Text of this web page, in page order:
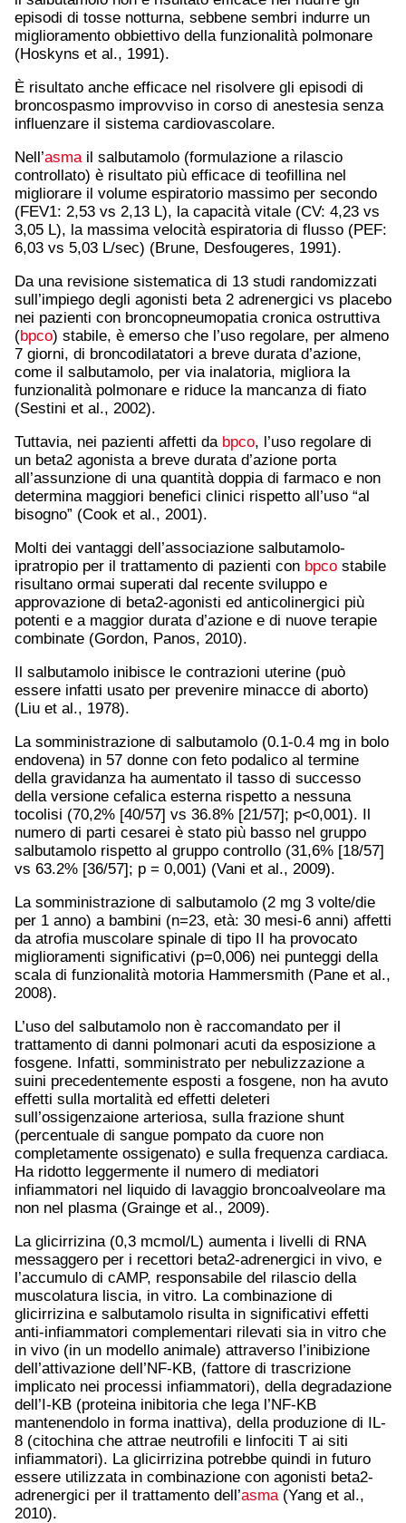
episodi di tosse notturna, sebbene sembri indurre un
miglioramento obbiettivo della funzionalità polmonare
(Hoskyns et al., 1991).
È risultato anche efficace nel risolvere gli episodi di
broncospasmo improvviso in corso di anestesia senza
influenzare il sistema cardiovascolare.
Nell’asmail salbutamolo (formulazione a rilascio
controllato) è risultato più efficace di teofillina nel
migliorare il volume espiratorio massimo per secondo
(FEV1: 2,53 vs 2,13 L), la capacità vitale (CV: 4,23 vs
3,05 L), la massima velocità espiratoria di flusso (PEF:
6,03 vs 5,03 L/sec) (Brune, Desfougeres, 1991).
Da una revisione sistematica di 13 studi randomizzati
sull’impiego degli agonisti beta 2 adrenergici vs placebo
nei pazienti con broncopneumopatia cronica ostruttiva
(bpco) stabile, è emerso che l’uso regolare, per almeno
7 giorni, di broncodilatatori a breve durata d’azione,
come il salbutamolo, per via inalatoria, migliora la
funzionalità polmonare e riduce la mancanza di fiato
(Sestini et al., 2002).
Tuttavia, nei pazienti affetti da bpco, l’uso regolare di
un beta2 agonista a breve durata d’azione porta
all’assunzione di una quantità doppia di farmaco e non
determina maggiori benefici clinici rispetto all’uso “al
bisogno” (Cook et al., 2001).
Molti dei vantaggi dell’associazione salbutamolo-
ipratropio per il trattamento di pazienti con bpco stabile
risultano ormai superati dal recente sviluppo e
approvazione di beta2-agonisti ed anticolinergici più
potenti e a maggior durata d’azione e di nuove terapie
combinate (Gordon, Panos, 2010).
Il salbutamolo inibisce le contrazioni uterine (può
essere infatti usato per prevenire minacce di aborto)
(Liu et al., 1978).
La somministrazione di salbutamolo (0.1-0.4 mg in bolo
endovena) in 57 donne con feto podalico al termine
della gravidanza ha aumentato il tasso di successo
della versione cefalica esterna rispetto a nessuna
tocolisi (70,2% [40/57] vs 36.8% [21/57]; p<0,001). Il
numero di parti cesarei è stato più basso nel gruppo
salbutamolo rispetto al gruppo controllo (31,6% [18/57]
vs 63.2% [36/57]; p = 0,001) (Vani et al., 2009).
La somministrazione di salbutamolo (2 mg 3 volte/die
per 1 anno) a bambini (n=23, età: 30 mesi-6 anni) affetti
da atrofia muscolare spinale di tipo II ha provocato
miglioramenti significativi (p=0,006) nei punteggi della
scala di funzionalità motoria Hammersmith (Pane et al.,
2008).
L’uso del salbutamolo non è raccomandato per il
trattamento di danni polmonari acuti da esposizione a
fosgene. Infatti, somministrato per nebulizzazione a
suini precedentemente esposti a fosgene, non ha avuto
effetti sulla mortalità ed effetti deleteri
sull’ossigenzaione arteriosa, sulla frazione shunt
(percentuale di sangue pompato da cuore non
completamente ossigenato) e sulla frequenza cardiaca.
Ha ridotto leggermente il numero di mediatori
infiammatori nel liquido di lavaggio broncoalveolare ma
non nel plasma (Grainge et al., 2009).
La glicirrizina (0,3 mcmol/L) aumenta i livelli di RNA
messaggero per i recettori beta2-adrenergici in vivo, e
l’accumulo di cAMP, responsabile del rilascio della
muscolatura liscia, in vitro. La combinazione di
glicirrizina e salbutamolo risulta in significativi effetti
anti-infiammatori complementari rilevati sia in vitro che
in vivo (in un modello animale) attraverso l’inibizione
dell’attivazione dell’NF-KB, (fattore di trascrizione
implicato nei processi infiammatori), della degradazione
dell’I-KB (proteina inibitoria che lega l’NF-KB
mantenendolo in forma inattiva), della produzione di IL-
8 (citochina che attrae neutrofili e linfociti T ai siti
infiammatori). La glicirrizina potrebbe quindi in futuro
essere utilizzata in combinazione con agonisti beta2-
adrenergici per il trattamento dell’asma(Yang et al.,
2010).